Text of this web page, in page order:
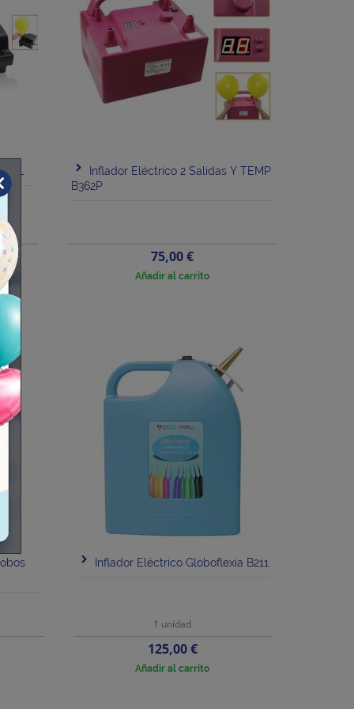
Inflador Eléctrico 2 Salidas Y TEMP
B362P
Precio
75,00 €
Añadir al carrito
Inflador Eléctrico Globoflexia B211
1 unidad
Precio
125,00 €
Añadir al carrito